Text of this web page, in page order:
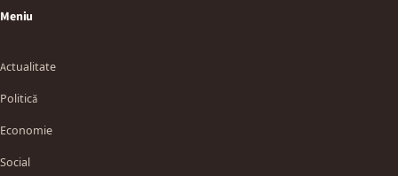
Meniu
Actualitate
Politică
Economie
Social